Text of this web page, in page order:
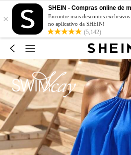
×
SHEIN - Compras online de
Encontre mais descontos
no aplicativo da SHEIN!
(5,142)